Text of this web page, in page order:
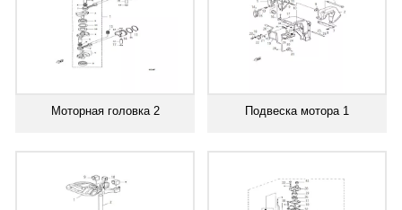
Моторная головка 2 Подвеска мотора 1